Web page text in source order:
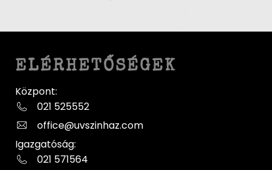
ELÉRHETŐSÉGEK
Központ:
021 525552
office@uvszinhaz.com
Igazgatóság:
021 571564